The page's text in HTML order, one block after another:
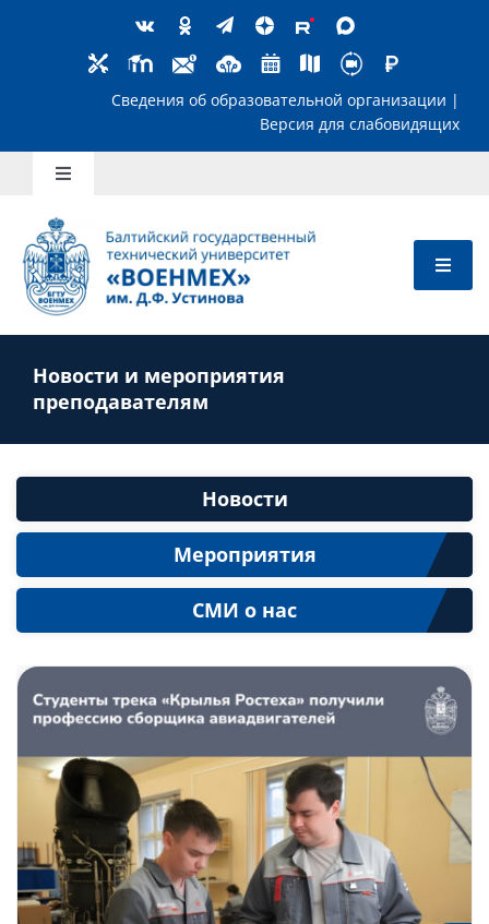
Сведения об образовательной
Toggle
Школьникам
Абитуриентам
Студентам
Преподавателям
Слушателям
Партнерам
НИОКР
Новости и мероприятия
преподавателям
Новости
Мероприятия
СМИ о нас